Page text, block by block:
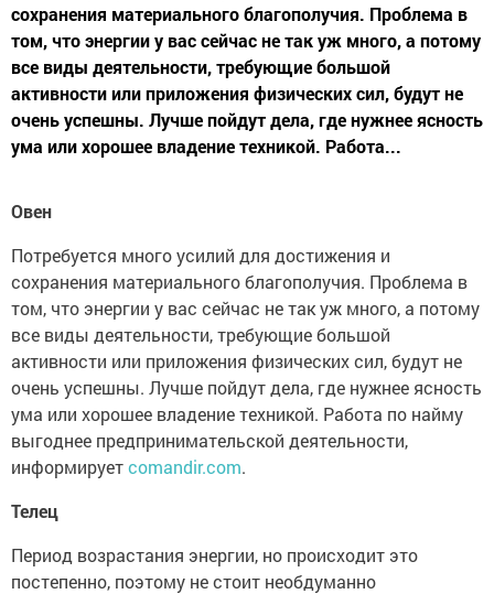
сохранения материального благополучия. Проблема в
том, что энергии у вас сейчас не так уж много, а потому
все виды деятельности, требующие большой
активности или приложения физических сил, будут не
очень успешны. Лучше пойдут дела, где нужнее ясность
ума или хорошее владение техникой. Работа...
Овен
Потребуется много усилий для достижения и
сохранения материального благополучия. Проблема в
том, что энергии у вас сейчас не так уж много, а потому
все виды деятельности, требующие большой
активности или приложения физических сил, будут не
очень успешны. Лучше пойдут дела, где нужнее ясность
ума или хорошее владение техникой. Работа по найму
выгоднее предпринимательской деятельности,
информируетcomandir.com.
Телец
Период возрастания энергии, но происходит это
постепенно, поэтому не стоит необдуманно